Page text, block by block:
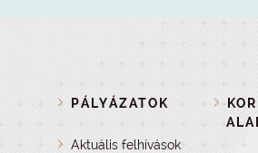
PÁLYÁZATOK
Aktuális felhívások